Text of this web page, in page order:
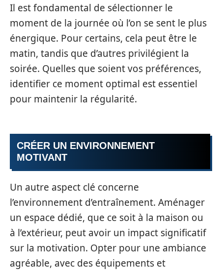
Il est fondamental de sélectionner le
moment de la journée où l’on se sent le plus
énergique. Pour certains, cela peut être le
matin, tandis que d’autres privilégient la
soirée. Quelles que soient vos préférences,
identifier ce moment optimal est essentiel
pour maintenir la régularité.
CRÉER UN ENVIRONNEMENT
MOTIVANT
Un autre aspect clé concerne
l’environnement d’entraînement. Aménager
un espace dédié, que ce soit à la maison ou
à l’extérieur, peut avoir un impact significatif
sur la motivation. Opter pour une ambiance
agréable, avec des équipements et